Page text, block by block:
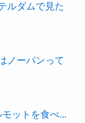
ルダムで見た
ノーパンって
ットを食べ...